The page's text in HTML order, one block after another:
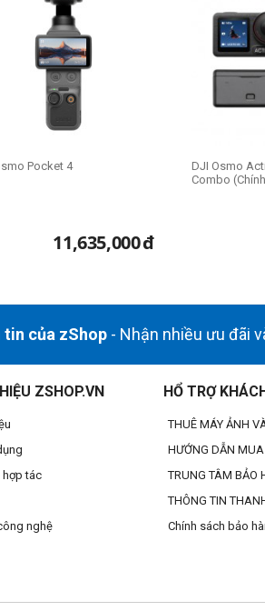
Pocket 4
11,635,000đ
DJI Osmo
Combo
tin của zShop - Nhận nhiều ưu đãi
ZSHOP.VN
hợp tác
nghệ
HỔ TRỢ
THUÊ MÁY ẢNH
HƯỚNG DẪN MUA
TRUNG TÂM BẢO
THÔNG TIN
Chính sách bảo